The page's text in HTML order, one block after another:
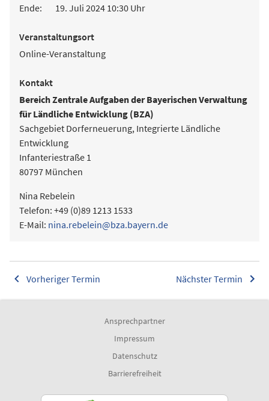
Ende:
19. Juli 2024 10:30 Uhr
Veranstaltungsort
Online-Veranstaltung
Kontakt
Bereich Zentrale Aufgaben der Bayerischen Verwaltung
für Ländliche Entwicklung (BZA)
Sachgebiet Dorferneuerung, Integrierte Ländliche
Entwicklung
Infanteriestraße 1
80797 München
Nina Rebelein
Telefon: +49 (0)89 1213 1533
E-Mail: nina.rebelein@bza.bayern.de
Vorheriger Termin Nächster Termin
Ansprechpartner
Impressum
Datenschutz
Barrierefreiheit